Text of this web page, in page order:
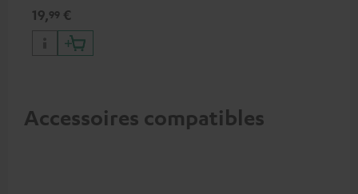
portables, ainsi que pour
iPhones Apple, smartphones
Android, tablettes et
appareils avec port USB-C
19,99 €
Accessoires compatibles